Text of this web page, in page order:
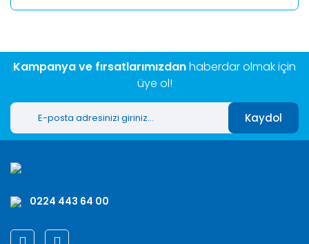
Kampanya ve fırsatlarımızdanhaberdar olmak için
üye ol!
Kaydol
0224 443 64 00